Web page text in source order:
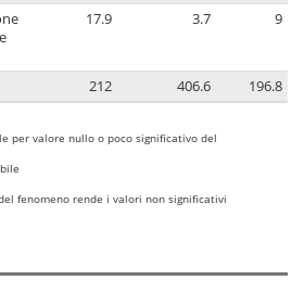
17.9 3.7 9
212 406.6 196.8
per valore nullo o poco significativo del
fenomeno rende i valori non significativi